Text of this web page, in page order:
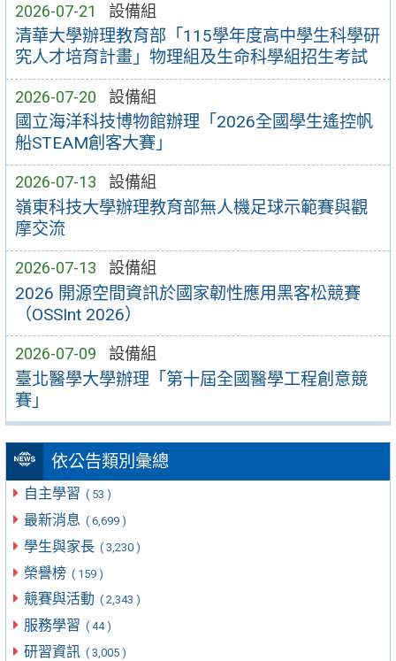
2026-07-21 設備組
清華大學辦理教育部「115學年度高中學生科學研
究人才培育計畫」物理組及生命科學組招生考試
2026-07-20 設備組
國立海洋科技博物館辦理「2026全國學生遙控帆
船STEAM創客大賽」
2026-07-13 設備組
嶺東科技大學辦理教育部無人機足球示範賽與觀
摩交流
2026-07-13 設備組
2026 開源空間資訊於國家韌性應用黑客松競賽
（OSSInt 2026）
2026-07-09 設備組
臺北醫學大學辦理「第十屆全國醫學工程創意競
賽」
依公告類別彙總
自主學習 ( 53 )
最新消息 ( 6,699 )
學生與家長 ( 3,230 )
榮譽榜 ( 159 )
競賽與活動 ( 2,343 )
服務學習 ( 44 )
研習資訊 ( 3,005 )